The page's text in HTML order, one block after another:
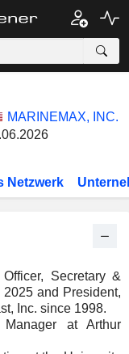
MARINEMAX, INC.
Netzwerk
Secretary &
and President,
Inc. since 1998.
at Arthur